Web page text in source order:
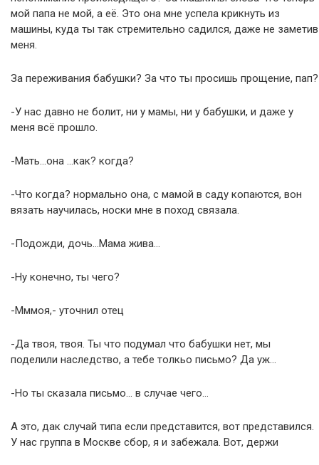
мой папа не мой, а её. Это она мне успела крикнуть из
машины, куда ты так стремительно садился, даже не заметив
меня.
За переживания бабушки? За что ты просишь прощение, пап?
-У нас давно не болит, ни у мамы, ни у бабушки, и даже у
меня всё прошло.
-Мать…она …как? когда?
-Что когда? нормально она, с мамой в саду копаются, вон
вязать научилась, носки мне в поход связала.
-Подожди, дочь…Мама жива…
-Ну конечно, ты чего?
-Мммоя,- уточнил отец
-Да твоя, твоя. Ты что подумал что бабушки нет, мы
поделили наследство, а тебе толкьо письмо? Да уж…
-Но ты сказала письмо… в случае чего…
А это, дак случай типа если представится, вот представился.
У нас группа в Москве сбор, я и забежала. Вот, держи